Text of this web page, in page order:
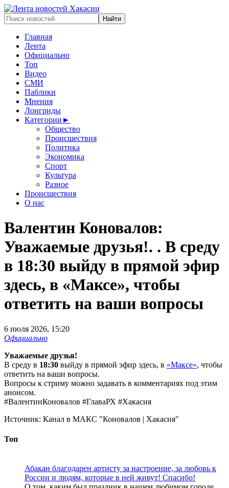
Главная
Лента
Официально
Топ
Видео
СМИ
Паблики
Мнения
Лонгриды
Категории ►
Общество
Происшествия
Политика
Экономика
Спорт
Культура
Разное
Происшествия
О нас
Валентин Коновалов:
Уважаемые друзья!. . В среду
в 18:30 выйду в прямой эфир
здесь, в «Максе», чтобы
ответить на ваши вопросы
6 июля 2026, 15:20
Официально
Уважаемые друзья!
В среду в 18:30 выйду в прямой эфир здесь, в «Максе», чтобы
ответить на ваши вопросы.
Вопросы к стриму можно задавать в комментариях под этим
анонсом.
#ВалентинКоновалов #ГлаваРХ #Хакасия
Источник: Канал в МАКС "Коновалов | Хакасия"
Топ
Абакан благодарен артисту за настроение, за любовь к
России и людям, которые в ней живут! Спасибо!